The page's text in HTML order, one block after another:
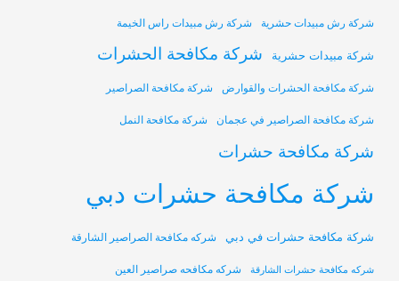
شركة رش مبيدات حشرية شركة رش مبيدات راس الخيمة
شركة مبيدات حشرية شركة مكافحة الحشرات
شركة مكافحة الحشرات والقوارض شركة مكافحة الصراصير
شركة مكافحة الصراصير في عجمان شركة مكافحة النمل
شركة مكافحة حشرات
شركة مكافحة حشرات دبي
شركة مكافحة حشرات في دبي شركه مكافحة الصراصير الشارقة
شركه مكافحة حشرات الشارقة شركه مكافحه صراصير العين